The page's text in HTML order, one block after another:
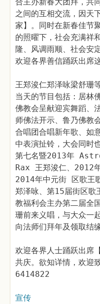
之间的互相交流，因天
家】。同时在新春佳节
的照曜下，社会充满祥
隆、风调雨顺、社会安
欢迎各界善信踊跃出席
王郑浚仁郑泽咏梁舒珊
当天的节目包括：居林
佛教会呈献迎宾舞蹈、
师佛法开示、鲁乃佛教
合唱团合唱新年歌、如
中表演扯铃，大会同时
第七名暨2013年
Rax 王郑浚仁、2012
2014年中元街 区歌王
郑泽咏、第15届街区歌
教福利会主办第二届全
珊前来义唱，与大众一
向法师们拜年及领取结缘
欢迎各界人士踊跃出席
共庆。欲知详情，欢迎
6414822
宣传